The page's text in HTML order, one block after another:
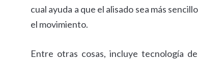
cual ayuda a que el alisado sea más
el movimiento.
Entre otras cosas, incluye tecnología